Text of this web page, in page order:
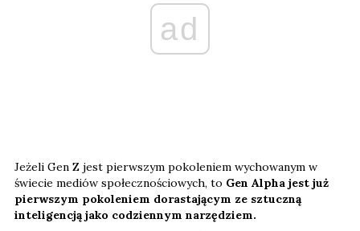
ad
Jeżeli Gen Z jest pierwszym pokoleniem wychowanym w
świecie mediów społecznościowych, to Gen Alpha jest już
pierwszym pokoleniem dorastającym ze sztuczną
inteligencją jako codziennym narzędziem.